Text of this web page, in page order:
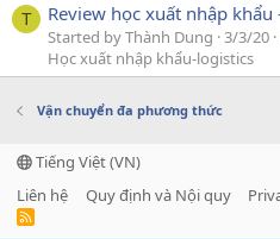
T Review học xuất nhập
Started by Thành Dung 3/3/20
Học xuất nhập khẩu-logistics
Vận chuyển đa phương thức
Tiếng Việt (VN)
Liên hệ
Quy định và Nội quy
R